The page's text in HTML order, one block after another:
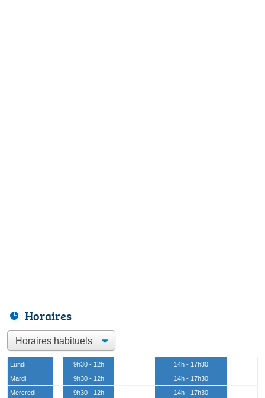
Horaires
Lundi 9h30 - 12h
14h - 17h30
Mardi
9h30 - 12h
14h - 17h30
Mercredi
9h30 - 12h
14h - 17h30